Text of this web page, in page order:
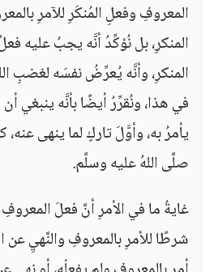
المعروفِ وفعلِ المُنكَرِ للآمرِ
المنكرِ، بل نُؤكِّدُ أنَّه يجبُ عليه
المنكرِ، وأنَّه يُعرِّضُ نفسَه لغضبِ
في هذا، ونُقرِّرُ أيضًا بأنَّه ينبغي
يأمرُ به، وأوَّلَ تاركٍ لما ينهى
صلَّى اللهُ عليه وسلَّم.
غايةُ ما في الأمرِ أنَّ فعلَ
شرطًا للأمرِ بالمعروفِ والنَّهيِ عن